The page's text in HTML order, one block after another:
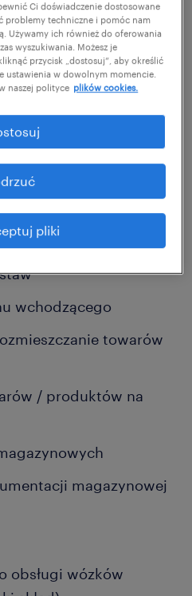
zasad? Jako
rozwinąć skrzydła na
ka z UDT. Oferujemy
pełną opiekę
atrakcyjny system
uprawnienia na wysoki
– dołącz do
wchodzącego
towarów
/ produktów na
magazynowej
obsługi wózków
Ci doświadczenie dostosowane
problemy techniczne i pomóc nam
Używamy ich również do oferowania
wyszukiwania. Możesz je
przycisk „dostosuj”, aby określić
ustawienia w dowolnym momencie.
naszej polityce plików cookies.
pliki